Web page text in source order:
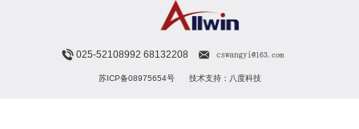
025-52108992 68132208
苏ICP备08975654号 技术支持：八度科技